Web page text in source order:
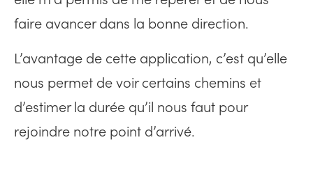
faire avancer dans la bonne direction.
L’avantage de cette application, c’est qu’elle
nous permet de voir certains chemins et
d’estimer la durée qu’il nous faut pour
rejoindre notre point d’arrivé.